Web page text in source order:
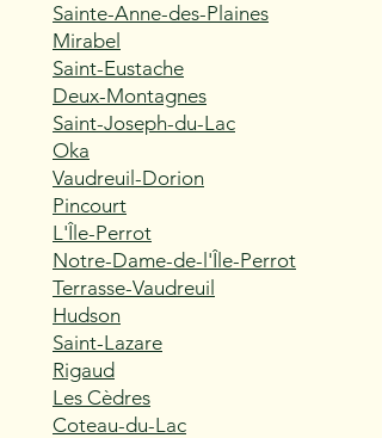
Sainte-Anne-des-Plaines
Mirabel
Saint-Eustache
Deux-Montagnes
Saint-Joseph-du-Lac
Oka
Vaudreuil-Dorion
Pincourt
L'Île-Perrot
Notre-Dame-de-l'Île-Perrot
Terrasse-Vaudreuil
Hudson
Saint-Lazare
Rigaud
Les Cèdres
Coteau-du-Lac